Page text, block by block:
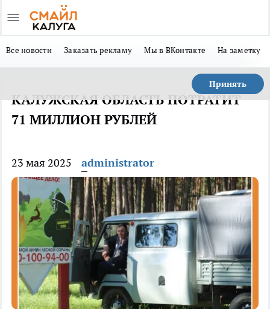
Все новости Заказать рекламу Мы в ВКонтакте На заметку
Принять
КАЛУЖСКАЯ ОБЛАСТЬ ПОТРАТИТ
71 МИЛЛИОН РУБЛЕЙ
23 мая 2025 administrator